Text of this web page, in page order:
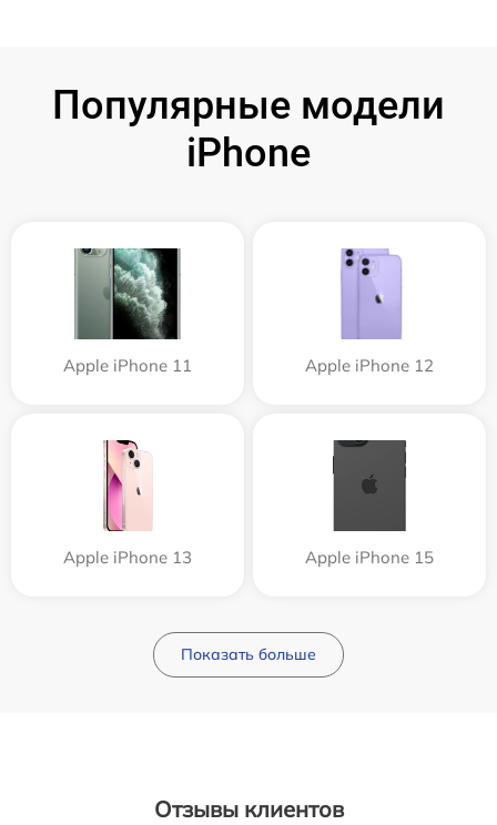
Популярные модели
iPhone
Apple iPhone 11 Apple iPhone 12
Apple iPhone 13 Apple iPhone 15
Показать больше
Отзывы клиентов